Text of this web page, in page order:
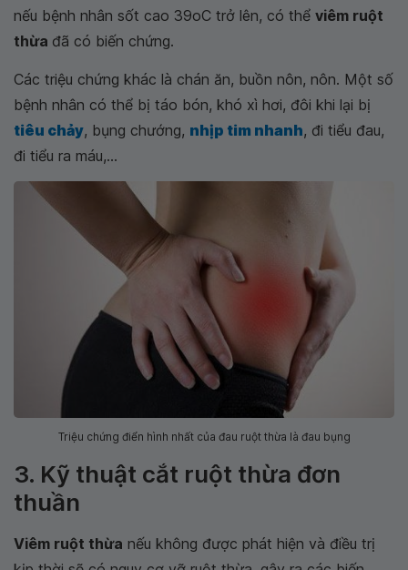
nếu bệnh nhân sốt cao 39oC trở lên, có thể viêm ruột
thừa đã có biến chứng.
Các triệu chứng khác là chán ăn, buồn nôn, nôn. Một số
bệnh nhân có thể bị táo bón, khó xì hơi, đôi khi lại bị
tiêu chảy, bụng chướng, nhịp tim nhanh, đi tiểu đau,
đi tiểu ra máu,...
Triệu chứng điển hình nhất của đau ruột thừa là đau bụng
3. Kỹ thuật cắt ruột thừa đơn
thuần
Viêm ruột thừa nếu không được phát hiện và điều trị